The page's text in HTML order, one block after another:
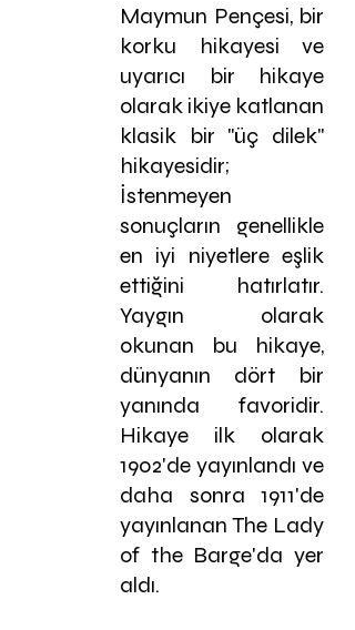
Maymun Pençesi, bir
korku hikayesi ve
uyarıcı bir hikaye
olarak ikiye katlanan
klasik bir "üç dilek"
hikayesidir;
İstenmeyen
sonuçların genellikle
en iyi niyetlere eşlik
ettiğini hatırlatır.
Yaygın olarak
okunan bu hikaye,
dünyanın dört bir
yanında favoridir.
Hikaye ilk olarak
1902'de yayınlandı ve
daha sonra 1911'de
yayınlanan The Lady
of the Barge'da yer
aldı.